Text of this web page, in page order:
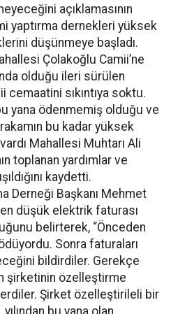
açıklamasının
yaptırma dernekleri yüksek
düşünmeye başladı.
Çolakoğlu Camii’ne
olduğu ileri sürülen
sıkıntıya soktu.
yana ödenmemiş olduğu ve
bu kadar yüksek
Mahallesi Muhtarı Ali
toplanan yardımlar ve
kaydetti.
Derneği Başkanı Mehmet
düşük elektrik faturası
belirterek, “Önceden
Sonra faturaları
bildirdiler. Gerekçe
şirketinin özelleştirme
Şirket özelleştirileli bir
bu yana olan